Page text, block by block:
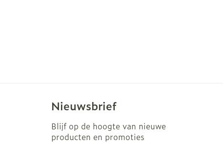
Nieuwsbrief
Blijf op de hoogte van nieuwe
producten en promoties